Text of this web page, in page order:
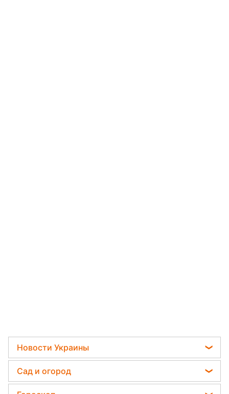
Новости Украины
Телеграм новости Украины
Пенсии в Украине
Сад и огород
Садовод назвал самое эффективное средство